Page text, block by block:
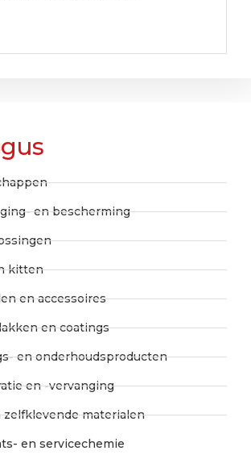
en bescherming
kitten
en accessoires
en coatings
en onderhoudsproducten
en -vervanging
zelfklevende materialen
en servicechemie